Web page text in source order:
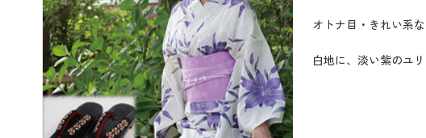
オトナ目・きれい系
白地に、淡い紫のユ